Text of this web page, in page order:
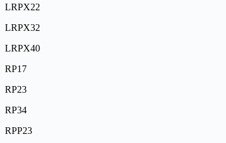
LRPX22
LRPX32
LRPX40
RP17
RP23
RP34
RPP23